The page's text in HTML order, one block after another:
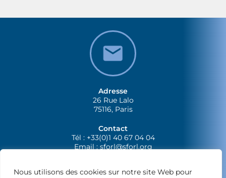
Nous utilisons des cookies sur notre site Web pour
Adresse
26 Rue Lalo
75116, Paris
Contact
Tél : +33(0)1 40 67 04 04
Email :sforl@sforl.org